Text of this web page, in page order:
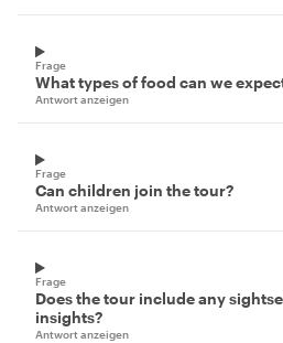
Frage
What types of food can we
Antwort anzeigen
Frage
Can children join the tour?
Antwort anzeigen
Frage
Does the tour include any
insights?
Antwort anzeigen